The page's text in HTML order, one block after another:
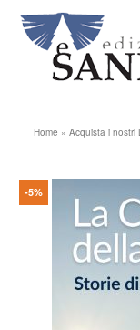
Home » Acquista i nostri
-5%